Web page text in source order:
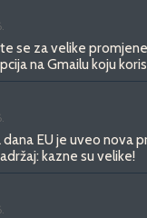
se za velike
na Gmailu koju
dana EU je uveo nova
kazne su velike!